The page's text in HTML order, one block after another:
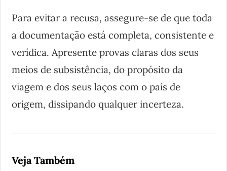
Para evitar a recusa, assegure-se de que toda
a documentação está completa, consistente e
verídica. Apresente provas claras dos seus
meios de subsistência, do propósito da
viagem e dos seus laços com o país de
origem, dissipando qualquer incerteza.
Veja Também